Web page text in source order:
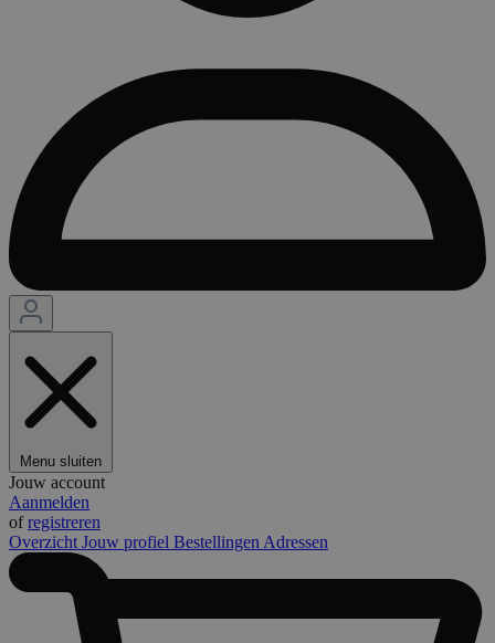
Menu sluiten
Jouw account
Aanmelden
ofregistreren
Overzicht Jouw profiel Bestellingen Adressen